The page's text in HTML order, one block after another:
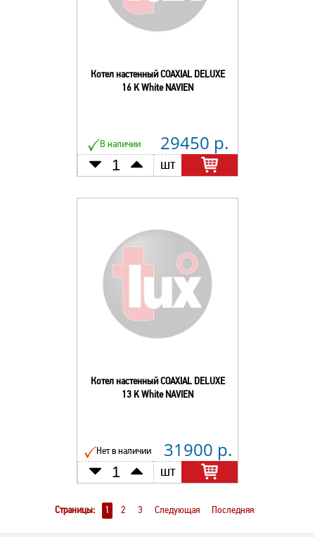
Котел настенный COAXIAL DELUXE
16 K White NAVIEN
В наличии 29450 р.
шт
Котел настенный COAXIAL DELUXE
13 K White NAVIEN
Нет в наличии 31900 р.
шт
Страницы: 1 2 3 Следующая Последняя